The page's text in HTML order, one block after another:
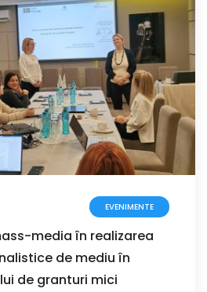
EVENIMENTE
media în realizarea
de mediu în
de granturi mici